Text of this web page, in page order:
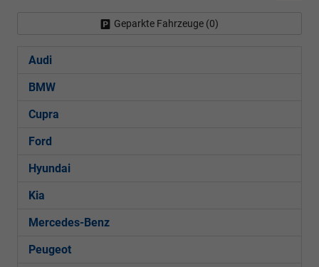
Geparkte Fahrzeuge (0)
Audi
BMW
Cupra
Ford
Hyundai
Kia
Mercedes-Benz
Peugeot